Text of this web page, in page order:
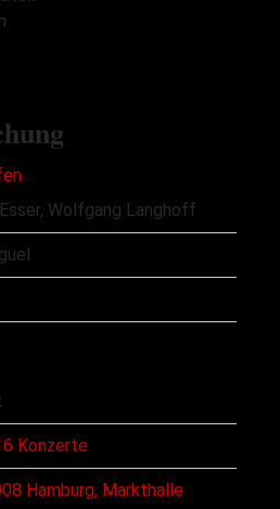
Wolfgang Langhoff
Konzerte
Hamburg, Markthalle